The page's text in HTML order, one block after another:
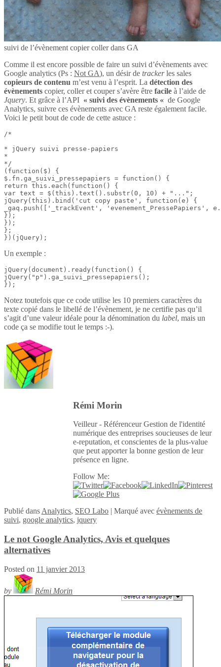
suivi de l’évènement copier coller dans GA
Comme il est encore possible de faire un suivi d’évènements avec
Google analytics (Ps : Not GA), un désir de trackerles sales
copieurs de contenu m’est venu à l’esprit. La détection des
évènements copier, coller et couper s’avère être facile à l’aide de
Jquery. Et grâce à l’API « suivi des évènements « de Google
Analytics, suivre ces évènements avec GA reste également facile.
Voici le petit bout de code de cette astuce :
/*
* jQuery suivi presse-papiers
*
*/
(function($) {
$.fn.ga_suivi_pressepapiers = function() {
return this.each(function() {
var text = $(this).text().substr(0, 10) + "...";
jQuery(this).bind('cut copy paste', function(e) {
_gaq.push(['_trackEvent', 'evenement_PressePapiers',
});
});
};
})(jQuery);
Un exemple :
jQuery(document).ready(function() {
jQuery("p").ga_suivi_pressepapiers();
});
Notez toutefois que ce code utilise les 10 premiers caractères du
texte copié dans le libellé de l’évènement, je ne certifie pas qu’il
s’agit d’une valeur idéale pour la dénomination du label, mais un
code ça se modifie tout le temps :-).
Rémi Morin
Veilleur - Référenceur Gestion de l'identité
numérique des entreprises soucieuses de leur
e-reputation, et conscientes de la plus-value
que peut apporter la bonne gestion de leur
présence en ligne.
Follow Me:
Publié dans Analytics, SEO Labo | Marqué avec évènements de
suivi, google analytics, jquery
Le not Google Analytics, Avis et quelques
alternatives
Posted on 11 janvier 2013
by Rémi Morin